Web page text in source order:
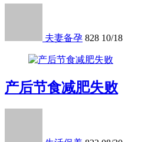
夫妻备孕 828 10/18
产后节食减肥失败